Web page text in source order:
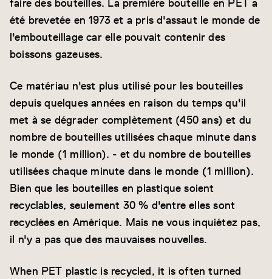
faire des bouteilles. La première bouteille en PET a
été brevetée en 1973 et a pris d'assaut le monde de
l'embouteillage car elle pouvait contenir des
boissons gazeuses.
Ce matériau n'est plus utilisé pour les bouteilles
depuis quelques années en raison du temps qu'il
met à se dégrader complètement (450 ans) et du
nombre de bouteilles utilisées chaque minute dans
le monde (1 million). - et du nombre de bouteilles
utilisées chaque minute dans le monde (1 million).
Bien que les bouteilles en plastique soient
recyclables, seulement 30 % d'entre elles sont
recyclées en Amérique. Mais ne vous inquiétez pas,
il n'y a pas que des mauvaises nouvelles.
When PET plastic is recycled, it is often turned